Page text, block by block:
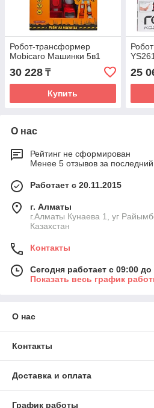
Робот-трансформер
Mobicaro Машинки 5в1
30 228 ₸
Купить
25
О нас
Рейтинг не сформирован
Менее 5 отзывов за последний
Работает с 20.11.2015
г. Алматы
г.Алматы Кунаева 1, уг
Казахстан
Контакты
Сегодня работает с 09:00 до
Показать весь график
О нас
Контакты
Доставка и оплата
График работы